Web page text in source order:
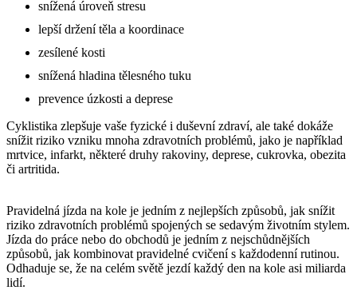
snížená úroveň stresu
lepší držení těla a koordinace
zesílené kosti
snížená hladina tělesného tuku
prevence úzkosti a deprese
Cyklistika zlepšuje vaše fyzické i duševní zdraví, ale také dokáže
snížit riziko vzniku mnoha zdravotních problémů, jako je například
mrtvice, infarkt, některé druhy rakoviny, deprese, cukrovka, obezita
či artritida.
Pravidelná jízda na kole je jedním z nejlepších způsobů, jak snížit
riziko zdravotních problémů spojených se sedavým životním stylem.
Jízda do práce nebo do obchodů je jedním z nejschůdnějších
způsobů, jak kombinovat pravidelné cvičení s každodenní rutinou.
Odhaduje se, že na celém světě jezdí každý den na kole asi miliarda
lidí.